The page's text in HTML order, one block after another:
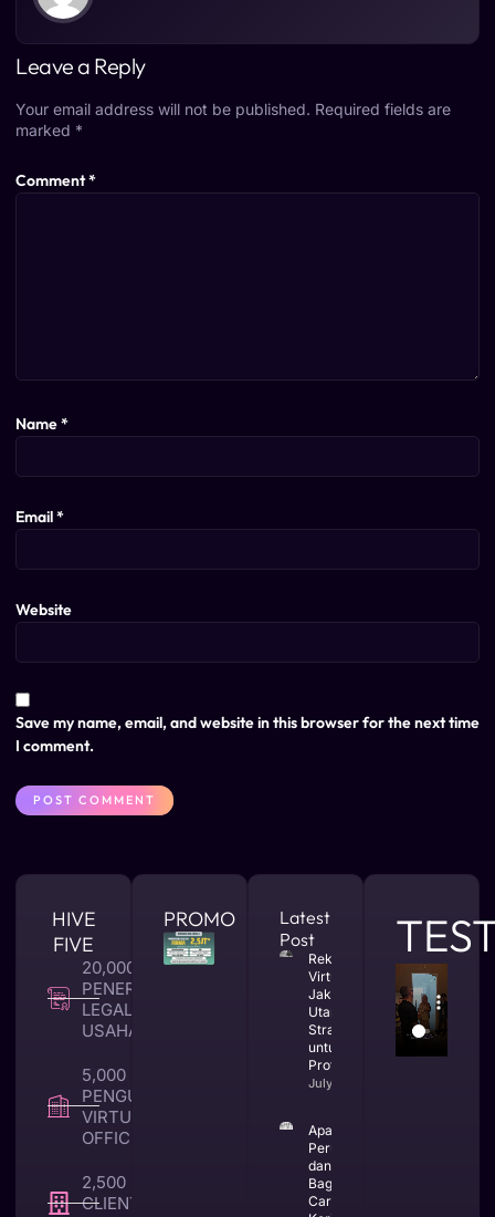
Leave a Reply
Your email address will not be published. Required fields are
marked *
Comment*
Name*
Email*
Website
Save my name, email, and website in this browser for the next time
I comment.
HIVE
FIVE
20,000 +
PENERBITAN
LEGALITAS
USAHA
5,000 +
PENGUNA
VIRTUAL
OFFICE
2,500 +
CLIENT TAX &
PROMO
Latest
Post
Rekomendasi
Virtual Office
Jakarta
Utara yang
Strategis
untuk Bisnis
Profesional
July 23, 2026
Apa Itu CV
Perusahaan
dan
Bagaimana
Cara